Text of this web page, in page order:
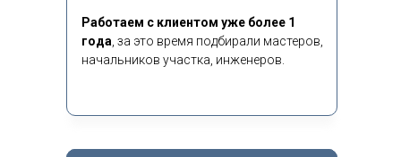
Работаем с клиентом уже более 1
года за это время подбирали мастеров,
начальников участка, инженеров.